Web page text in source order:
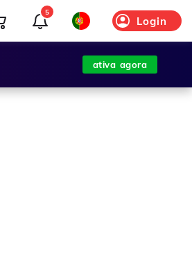
Login
5
ativa agora